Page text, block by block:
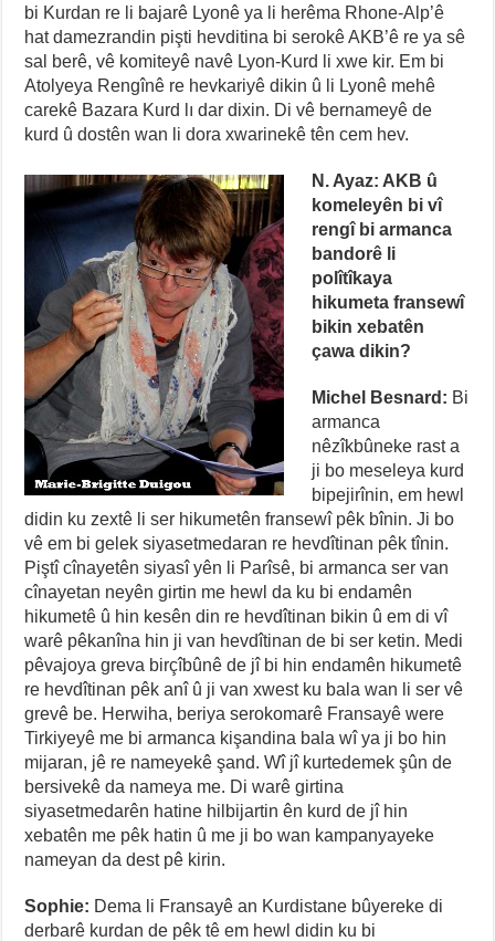
bi Kurdan re li bajarê Lyonê ya li herêma Rhone-Alp’ê
hat damezrandin pişti hevditina bi serokê AKB’ê re ya sê
sal berê, vê komiteyê navê Lyon-Kurd li xwe kir. Em bi
Atolyeya Rengînê re hevkariyê dikin û li Lyonê mehê
carekê Bazara Kurd lı dar dixin. Di vê bernameyê de
kurd û dostên wan li dora xwarinekê tên cem hev.
N. Ayaz: AKB û
komeleyên bi vî
rengî bi armanca
bandorê li
polîtîkaya
hikumeta fransewî
bikin xebatên
çawa dikin?
Michel Besnard: Bi
armanca
nêzîkbûneke rast a
ji bo meseleya kurd
bipejirînin, em hewl
didin ku zextê li ser hikumetên fransewî pêk bînin. Ji bo
vê em bi gelek siyasetmedaran re hevdîtinan pêk tînin.
Piştî cînayetên siyasî yên li Parîsê, bi armanca ser van
cînayetan neyên girtin me hewl da ku bi endamên
hikumetê û hin kesên din re hevdîtinan bikin û em di vî
warê pêkanîna hin ji van hevdîtinan de bi ser ketin. Medi
pêvajoya greva birçîbûnê de jî bi hin endamên hikumetê
re hevdîtinan pêk anî û ji van xwest ku bala wan li ser vê
grevê be. Herwiha, beriya serokomarê Fransayê were
Tirkiyeyê me bi armanca kişandina bala wî ya ji bo hin
mijaran, jê re nameyekê şand. Wî jî kurtedemek şûn de
bersivekê da nameya me. Di warê girtina
siyasetmedarên hatine hilbijartin ên kurd de jî hin
xebatên me pêk hatin û me ji bo wan kampanyayeke
nameyan da dest pê kirin.
Sophie: Dema li Fransayê an Kurdistane bûyereke di
derbarê kurdan de pêk tê em hewl didin ku bi